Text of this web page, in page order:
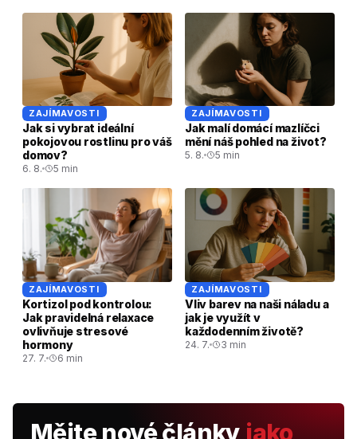
ZAJÍMAVOSTI
Jak si vybrat ideální
pokojovou rostlinu pro váš
domov?
6. 8. 5 min
ZAJÍMAVOSTI
Jak malí domácí mazlíčci
mění náš pohled na život?
5. 8. 5 min
ZAJÍMAVOSTI
Kortizol pod kontrolou:
Jak pravidelná relaxace
ovlivňuje stresové
hormony
27. 7. 6 min
ZAJÍMAVOSTI
Vliv barev na naši náladu a
jak je využít v
každodenním životě?
24. 7. 3 min
Mějte nové články jako